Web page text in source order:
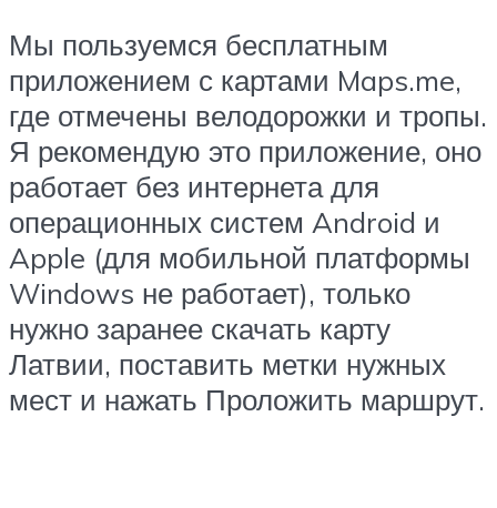
Мы пользуемся бесплатным
приложением с картами Maps.me,
где отмечены велодорожки и тропы.
Я рекомендую это приложение, оно
работает без интернета для
операционных систем Android и
Apple (для мобильной платформы
Windows не работает), только
нужно заранее скачать карту
Латвии, поставить метки нужных
мест и нажать Проложить маршрут.